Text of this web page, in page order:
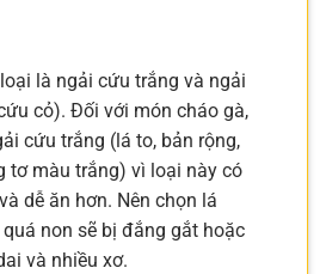
là ngải cứu trắng và ngải
cỏ). Đối với món cháo gà,
cứu trắng (lá to, bản rộng,
tơ màu trắng) vì loại này có
dễ ăn hơn. Nên chọn lá
non sẽ bị đắng gắt hoặc
và nhiều xơ.